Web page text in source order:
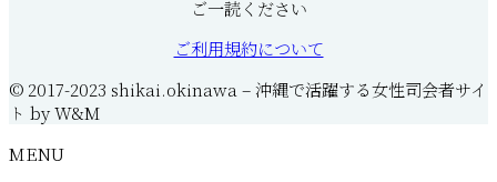
ご一読ください
ご利用規約について
© 2017-2023 shikai.okinawa – 沖縄で活躍する女性司会者サイ
ト by W&M
MENU